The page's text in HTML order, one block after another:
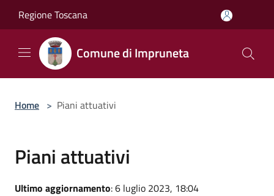
Regione Toscana
Comune di Impruneta
Home > Piani attuativi
Piani attuativi
Ultimo aggiornamento: 6 luglio 2023, 18:04